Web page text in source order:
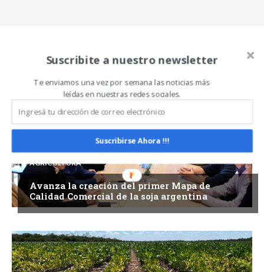
Related Articles
AGRICULTURA
Avanza la creación del primer Mapa de
Calidad Comercial de la soja argentina
Suscribite a nuestro newsletter
Te enviamos una vez por semana las noticias más
leídas en nuestras redes sociales.
Suscribirse Ahora !!!